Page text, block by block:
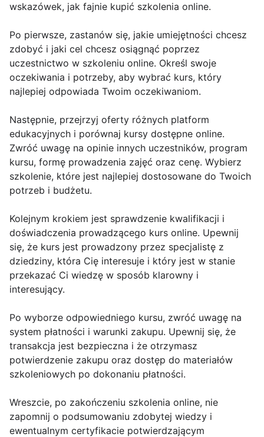
wskazówek, jak fajnie kupić szkolenia online.
Po pierwsze, zastanów się, jakie umiejętności chcesz
zdobyć i jaki cel chcesz osiągnąć poprzez
uczestnictwo w szkoleniu online. Określ swoje
oczekiwania i potrzeby, aby wybrać kurs, który
najlepiej odpowiada Twoim oczekiwaniom.
Następnie, przejrzyj oferty różnych platform
edukacyjnych i porównaj kursy dostępne online.
Zwróć uwagę na opinie innych uczestników, program
kursu, formę prowadzenia zajęć oraz cenę. Wybierz
szkolenie, które jest najlepiej dostosowane do Twoich
potrzeb i budżetu.
Kolejnym krokiem jest sprawdzenie kwalifikacji i
doświadczenia prowadzącego kurs online. Upewnij
się, że kurs jest prowadzony przez specjalistę z
dziedziny, która Cię interesuje i który jest w stanie
przekazać Ci wiedzę w sposób klarowny i
interesujący.
Po wyborze odpowiedniego kursu, zwróć uwagę na
system płatności i warunki zakupu. Upewnij się, że
transakcja jest bezpieczna i że otrzymasz
potwierdzenie zakupu oraz dostęp do materiałów
szkoleniowych po dokonaniu płatności.
Wreszcie, po zakończeniu szkolenia online, nie
zapomnij o podsumowaniu zdobytej wiedzy i
ewentualnym certyfikacie potwierdzającym